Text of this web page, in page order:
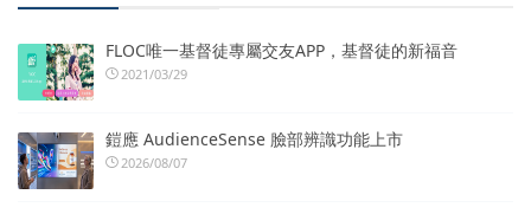
FLOC唯一基督徒專屬交友APP，基督徒的新福音
2021/03/29
鎧應 AudienceSense 臉部辨識功能上市
2026/08/07